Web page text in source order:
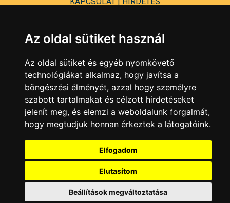
Az oldal sütiket használ
Az oldal sütiket és egyéb nyomkövető
technológiákat alkalmaz, hogy javítsa a
böngészési élményét, azzal hogy személyre
szabott tartalmakat és célzott hirdetéseket
jelenít meg, és elemzi a weboldalunk forgalmát,
hogy megtudjuk honnan érkeztek a látogatóink.
Elfogadom
Elutasítom
Beállítások megváltoztatása